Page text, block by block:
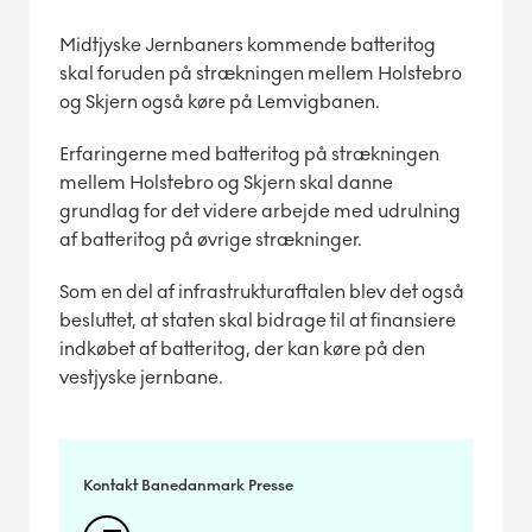
Midtjyske Jernbaners kommende batteritog
skal foruden på strækningen mellem Holstebro
og Skjern også køre på Lemvigbanen.
Erfaringerne med batteritog på strækningen
mellem Holstebro og Skjern skal danne
grundlag for det videre arbejde med udrulning
af batteritog på øvrige strækninger.
Som en del af infrastrukturaftalen blev det også
besluttet, at staten skal bidrage til at finansiere
indkøbet af batteritog, der kan køre på den
vestjyske jernbane.
Kontakt Banedanmark Presse